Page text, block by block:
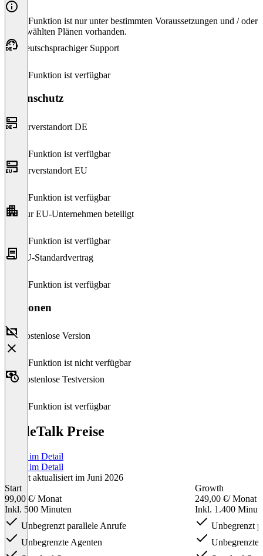
Diese Funktion ist nur unter bestimmten Voraussetzungen und / oder
ausgewählten Plänen vorhanden.
Deutschsprachiger Support
Diese Funktion ist verfügbar
Datenschutz
Serverstandort DE
Diese Funktion ist verfügbar
Serverstandort EU
Diese Funktion ist verfügbar
Nur EU-Unternehmen beteiligt
Diese Funktion ist verfügbar
EU-Standardvertrag
Diese Funktion ist verfügbar
Versionen
Kostenlose Version
Diese Funktion ist nicht verfügbar
Kostenlose Testversion
Diese Funktion ist verfügbar
ScaleTalk Preise
Preise im Detail
Preise im Detail
Zuletzt aktualisiert im Juni 2026
Start
99,00 €/ Monat
Inkl. 500 Minuten
Unbegrenzt parallele Anrufe
Unbegrenzte Agenten
Growth
249,00 €/ Monat
Inkl. 1.400
Unbegrenzt
Unbegrenzte